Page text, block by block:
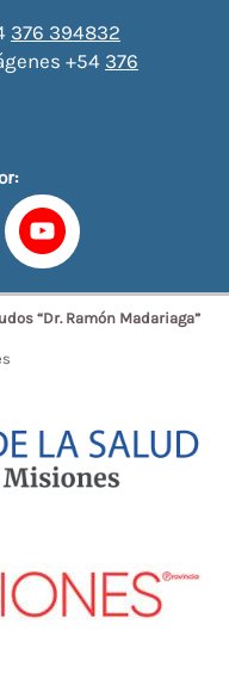
376 394832
+54 376
“Dr. Ramón Madariaga”